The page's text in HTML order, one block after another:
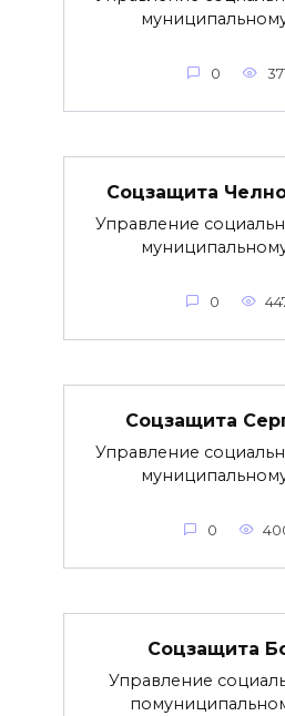
0
Соцзащита
Управление
0
Соцзащита
Управление
0
Соцзащита
Управление